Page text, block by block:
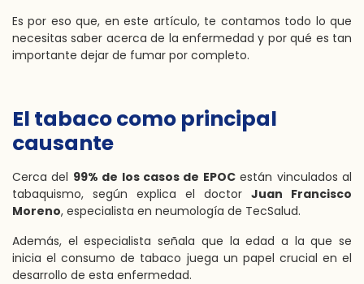
Es por eso que, en este artículo, te contamos todo lo que
necesitas saber acerca de la enfermedad y por qué es tan
importante dejar de fumar por completo.
El tabaco como principal
causante
Cerca del 99% de los casos de EPOCestán vinculados al
tabaquismo, según explica el doctor Juan Francisco
Moreno, especialista en neumología de TecSalud.
Además, el especialista señala que la edad a la que se
inicia el consumo de tabaco juega un papel crucial en el
desarrollo de esta enfermedad.